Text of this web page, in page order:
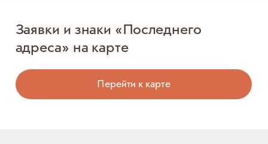
Заявки и знаки «Последнего
адреса» на карте
Перейти к карте